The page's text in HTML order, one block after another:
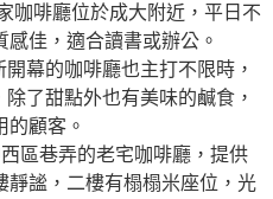
咖啡廳位於成大附近，平日不
感佳，適合讀書或辦公。
開幕的咖啡廳也主打不限時，
了甜點外也有美味的鹹食，
的顧客。
區巷弄的老宅咖啡廳，提供
靜謐，二樓有榻榻米座位，光